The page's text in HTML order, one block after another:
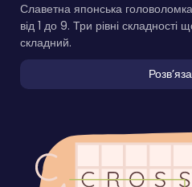
Славетна японська
від 1 до 9. Три рівні складності
складний.